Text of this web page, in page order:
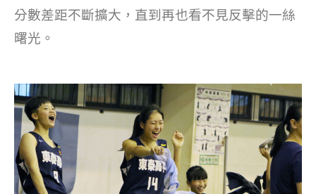
分數差距不斷擴大，直到再也看不見反擊的一絲
曙光。